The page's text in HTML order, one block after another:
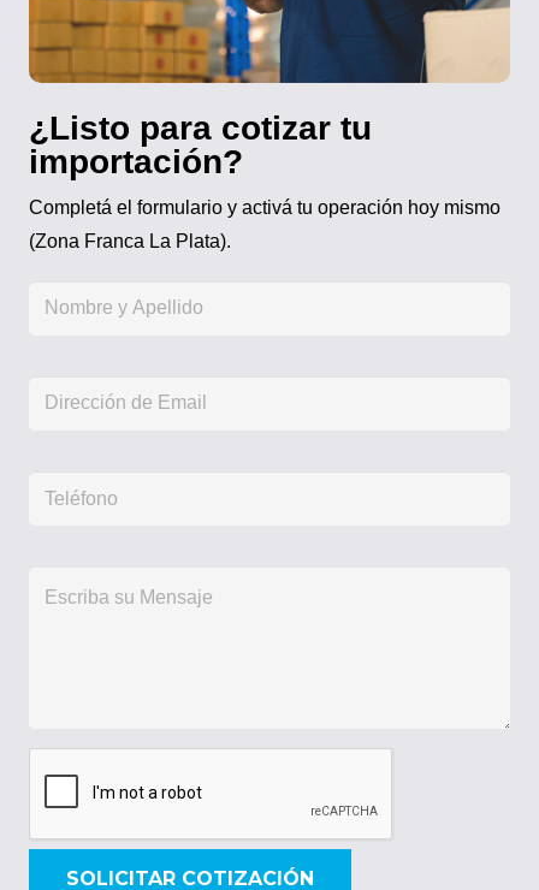
¿Listo para cotizar tu
importación?
Completá el formulario y activá tu operación hoy mismo
(Zona Franca La Plata).